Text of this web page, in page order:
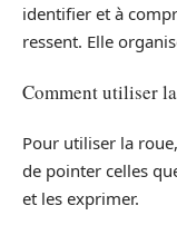
identifier et à
ressent. Elle
Comment utiliser
Pour utiliser la
de pointer celles
et les exprimer.